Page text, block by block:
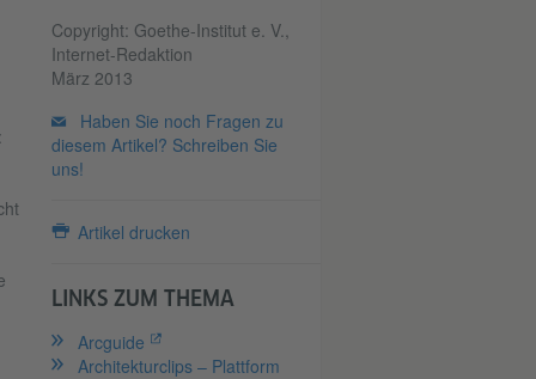
Copyright: Goethe-Institut e. V.,
Internet-Redaktion
März 2013
Haben Sie noch Fragen zu
diesem Artikel? Schreiben Sie
uns!
Artikel drucken
LINKS ZUM THEMA
Arcguide
Architekturclips – Plattform